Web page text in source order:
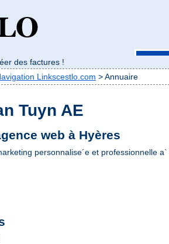
des factures !
cestlo.com >Annuaire
Tuyn AE
web à Hyères
personnalise´e et professionnelle